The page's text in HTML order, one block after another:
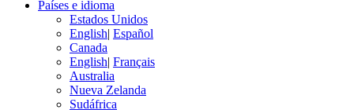
Países e idioma
Estados Unidos
English| Español
Canada
English| Français
Australia
Nueva Zelanda
Sudáfrica